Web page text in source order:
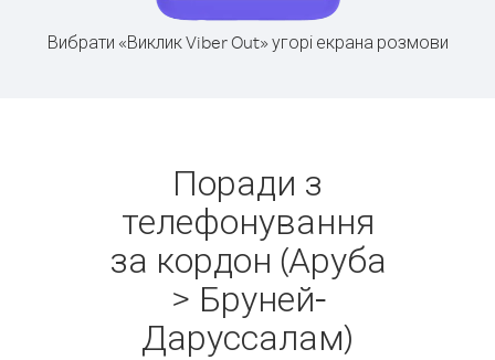
Вибрати «Виклик Viber Out» угорі екрана розмови
Поради з
телефонування
за кордон (Аруба
> Бруней-
Даруссалам)